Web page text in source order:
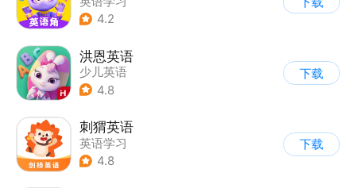
4.2
洪恩英语
少儿英语
4.8
下载
刺猬英语
英语学习
4.8
下载